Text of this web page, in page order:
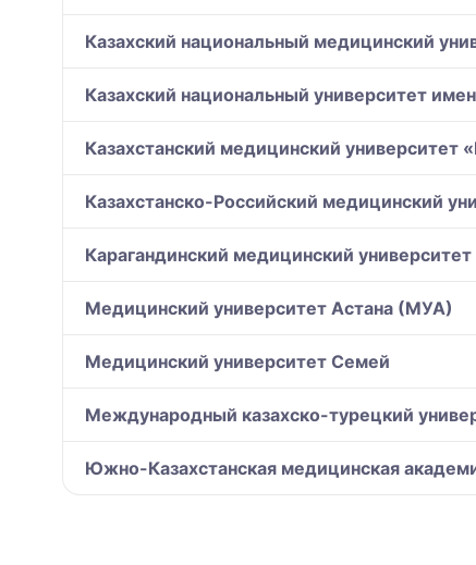
Казахский национальный медицинский
Казахский национальный университет
Казахстанский медицинский
Казахстанско-Российский медицинский
Карагандинский медицинский
Медицинский университет Астана (МУА)
Медицинский университет Семей
Международный казахско-турецкий
Южно-Казахстанская медицинская